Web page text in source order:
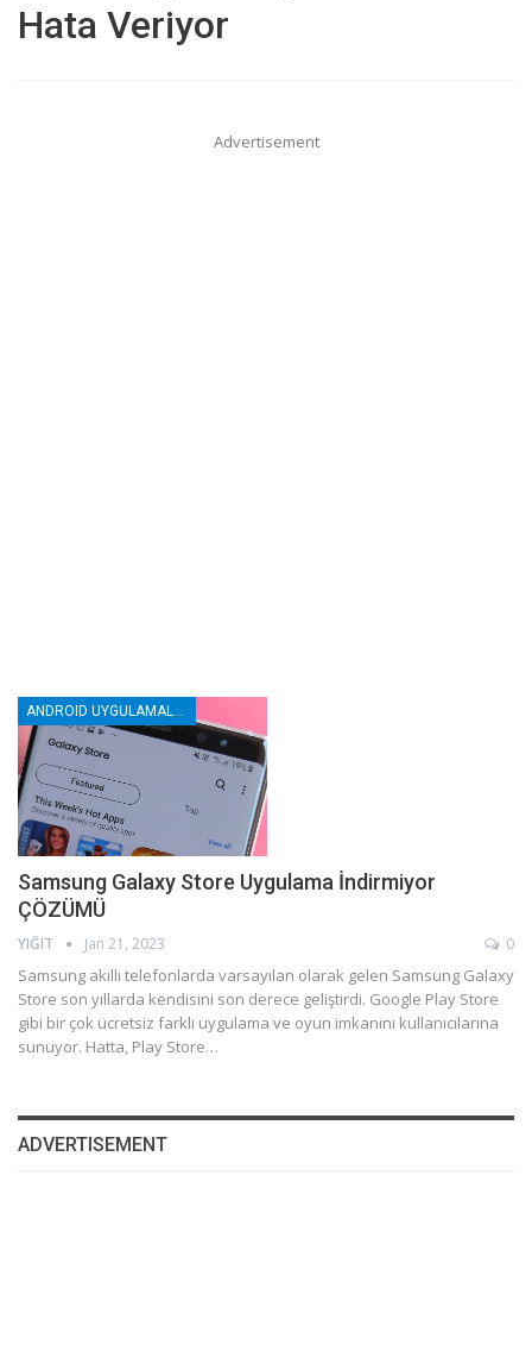
Hata Veriyor
Advertisement
Samsung Galaxy Store Uygulama İndirmiyor
ÇÖZÜMÜ
YIĞIT Jan 21, 2023 0
Samsung akıllı telefonlarda varsayılan olarak gelen Samsung Galaxy
Store son yıllarda kendisini son derece geliştirdi. Google Play Store
gibi bir çok ücretsiz farklı uygulama ve oyun imkanını kullanıcılarına
sunuyor. Hatta, Play Store…
ADVERTISEMENT